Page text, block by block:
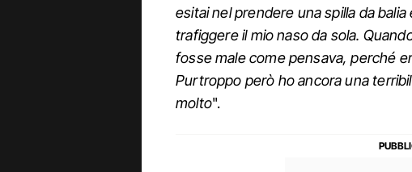
esitai nel prendere una spilla da
trafiggere il mio naso da sola.
fosse male come pensava, perché
Purtroppo però ho ancora una
molto".